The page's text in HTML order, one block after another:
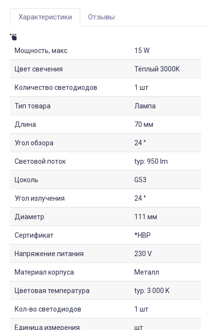
Характеристики Отзывы
Мощность, макс. 15 W
Цвет свечения Тёплый 3000K
Количество светодиодов 1 шт
Тип товара Лампа
Длина 70 мм
Угол обзора 24 °
Световой поток typ: 950 lm
Цоколь G53
Угол излучения 24 °
Диаметр 111 мм
Сертификат *НВР
Напряжение питания 230 V
Материал корпуса Металл
Цветовая температура typ: 3 000 K
Кол-во светодиодов 1 шт
Единица измерения шт